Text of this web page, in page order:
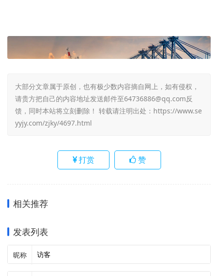
大部分文章属于原创，也有极少数内容摘自网上，如有侵权，
请贵方把自己的内容地址发送邮件至64736886@qq.com反
馈，同时本站将立刻删除！ 转载请注明出处： https://www.se
yyjy.com/zjky/4697.html
打赏 赞
相关推荐
发表列表
昵称